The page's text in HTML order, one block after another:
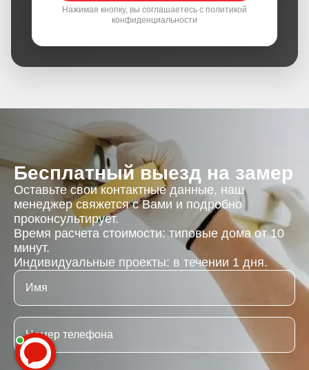
Нажимая кнопку, вы соглашаетесь с политикой
конфиденциальности
Бесплатный выезд на замер
Оставьте свои контактные данные, наш
менеджер свяжется с Вами и подробно
проконсультирует.
Время расчета стоимости: типовые дома от 10
минут.
Индивидуальные проекты: в течении 1 дня.